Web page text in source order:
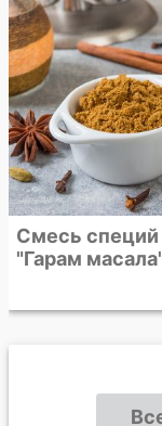
Имбирно-
апельсиновый